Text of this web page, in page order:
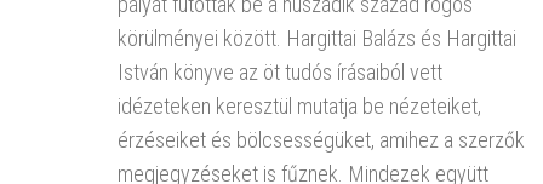
körülményei között. Hargittai Balázs és Hargittai
István könyve az öt tudós írásaiból vett
idézeteken keresztül mutatja be nézeteiket,
érzéseiket és bölcsességüket, amihez a szerzők
megjegyzéseket is fűznek. Mindezek együtt